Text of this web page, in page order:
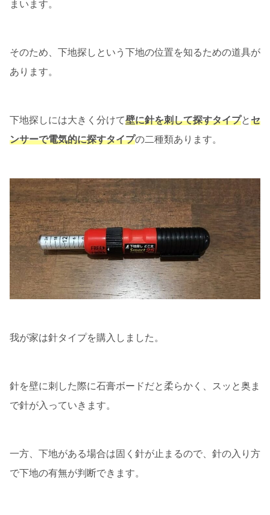
まいます。
そのため、下地探しという下地の位置を知るための道具が
あります。
下地探しには大きく分けて壁に針を刺して探すタイプとセ
ンサーで電気的に探すタイプの二種類あります。
我が家は針タイプを購入しました。
針を壁に刺した際に石膏ボードだと柔らかく、スッと奥ま
で針が入っていきます。
一方、下地がある場合は固く針が止まるので、針の入り方
で下地の有無が判断できます。